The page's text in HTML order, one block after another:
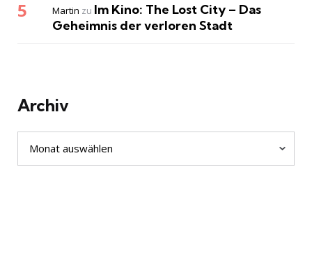
Martin zu Im Kino: The Lost City – Das
Geheimnis der verloren Stadt
Archiv
Archiv